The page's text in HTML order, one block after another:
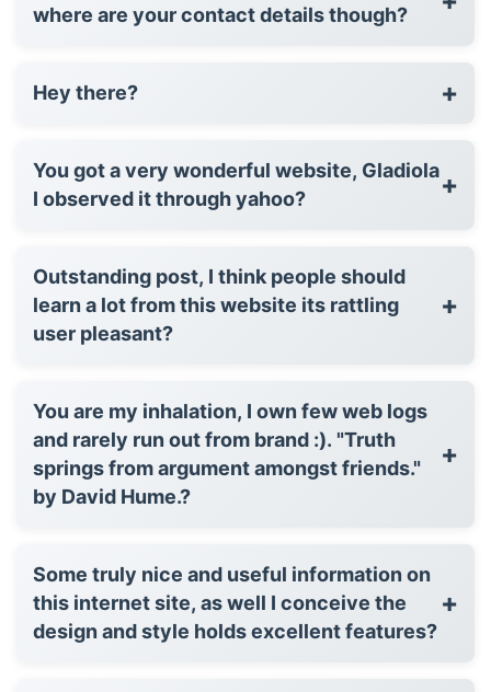
where are your contact details though?
Hey there? +
You got a very wonderful website, Gladiola
I observed it through yahoo?
+
Outstanding post, I think people should
learn a lot from this website its rattling
user pleasant?
+
You are my inhalation, I own few web logs
and rarely run out from brand :). "Truth
springs from argument amongst friends."
by David Hume.?
+
Some truly nice and useful information on
this internet site, as well I conceive the
design and style holds excellent features?
+